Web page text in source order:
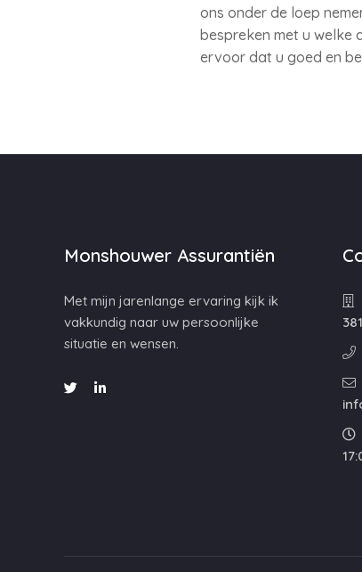
ons onder de loep
bespreken met u welke
ervoor dat u goed en
Monshouwer Assurantiën
Met mijn jarenlange ervaring kijk ik
vakkundig naar uw persoonlijke
situatie en wensen.